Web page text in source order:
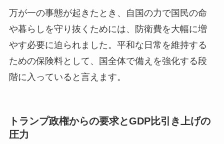
万が一の事態が起きたとき、自国の力で国民の命
や暮らしを守り抜くためには、防衛費を大幅に増
やす必要に迫られました。平和な日常を維持する
ための保険料として、国全体で備えを強化する段
階に入っていると言えます。
トランプ政権からの要求とGDP比引き上げの
圧力